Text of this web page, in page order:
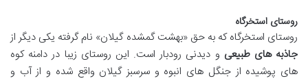
روستای استخرگاه
روستای استخرگاه که به حق «بهشت گمشده گیلان» نام گرفته یکی دیگر از
جاذبه های طبیعی و دیدنی رودبار است. این روستای زیبا در دامنه کوه
های پوشیده از جنگل های انبوه و سرسبز گیلان واقع شده و از آب و